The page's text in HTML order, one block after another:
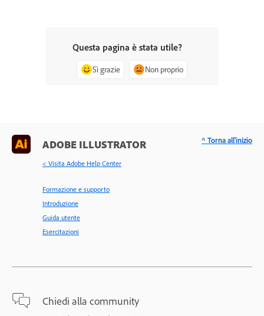
Questa pagina è stata utile?
Sì grazie Non proprio
ADOBE ILLUSTRATOR
< Visita Adobe Help Center
Formazione e supporto
Introduzione
Guida utente
Esercitazioni
Chiedi alla community
^ Torna all'inizio